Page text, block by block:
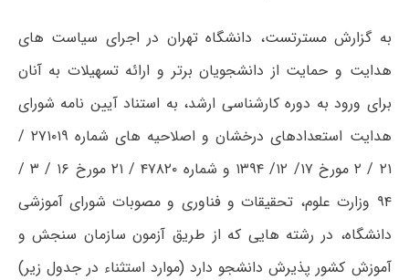
به گزارش مسترتست، دانشگاه تهران در اجرای سیاست های
هدایت و حمایت از دانشجویان برتر و ارائه تسهیلات به آنان
برای ورود به دوره کارشناسی ارشد، به استناد آیین نامه شورای
هدایت استعدادهای درخشان و اصلاحیه های شماره ۲۷۱۰۱۹ /
۲۱ / ۲ مورخ ۱۷/ ۱۲/ ۱۳۹۴ و شماره ۴۷۸۲۰ / ۲۱ مورخ ۱۶ / ۳ /
۹۴ وزارت علوم، تحقیقات و فناوری و مصوبات شورای آموزشی
دانشگاه، در رشته هایی که از طریق آزمون سازمان سنجش و
آموزش کشور پذیرش دانشجو دارد (موارد استثناء در جدول زیر)